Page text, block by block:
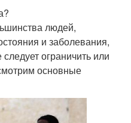
людей,
и заболевания,
ограничить или
основные